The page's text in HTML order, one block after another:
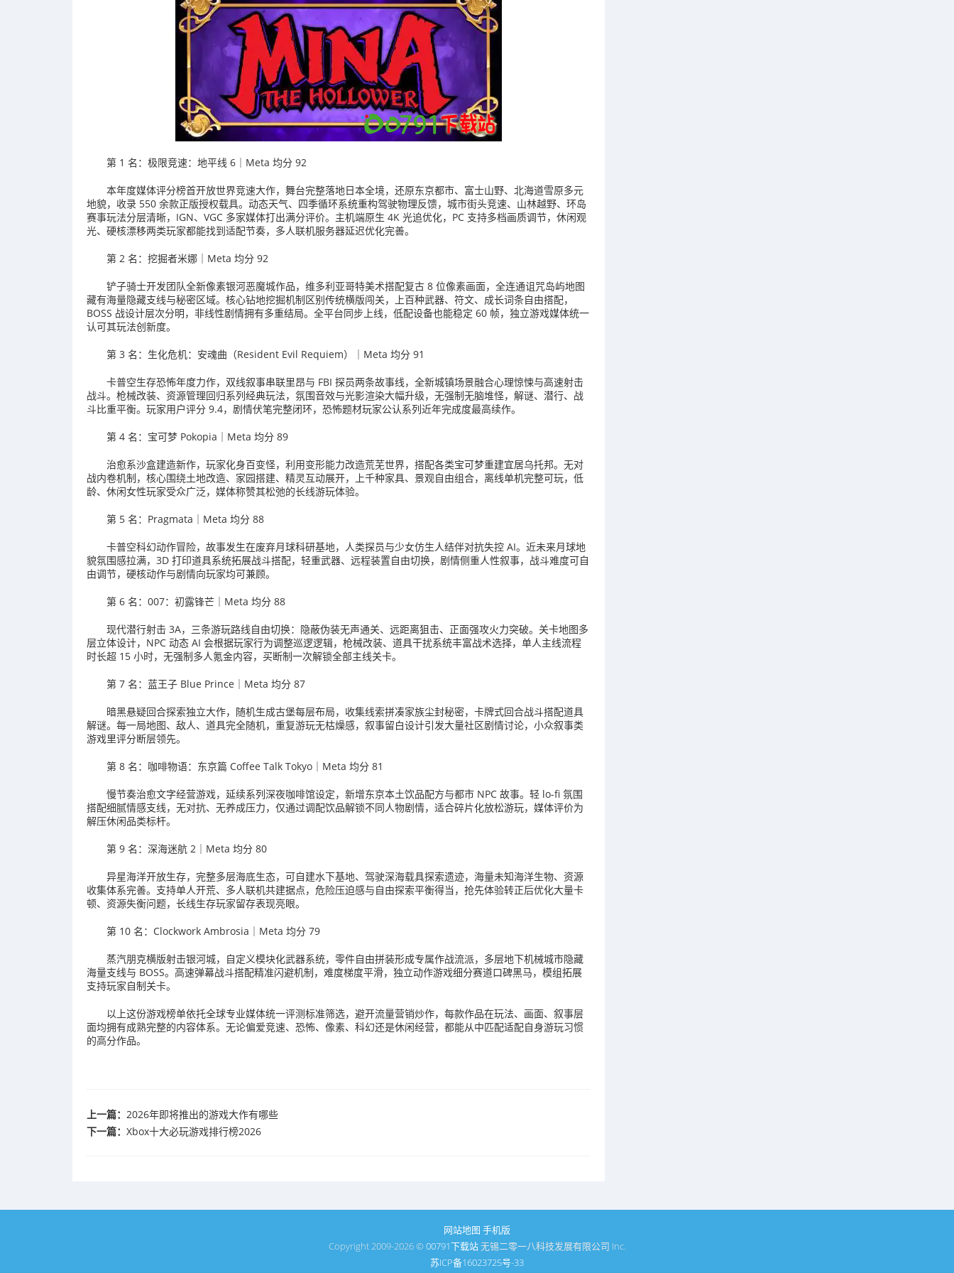
第 1 名：极限竞速：地平线 6｜Meta 均分 92
本年度媒体评分榜首开放世界竞速大作，舞台完整落地日本全境，还原东京都市、富士山野、北海道雪原多元
地貌，收录 550 余款正版授权载具。动态天气、四季循环系统重构驾驶物理反馈，城市街头竞速、山林越野、环岛
赛事玩法分层清晰，IGN、VGC 多家媒体打出满分评价。主机端原生 4K 光追优化，PC 支持多档画质调节，休闲观
光、硬核漂移两类玩家都能找到适配节奏，多人联机服务器延迟优化完善。
第 2 名：挖掘者米娜｜Meta 均分 92
铲子骑士开发团队全新像素银河恶魔城作品，维多利亚哥特美术搭配复古 8 位像素画面，全连通诅咒岛屿地图
藏有海量隐藏支线与秘密区域。核心钻地挖掘机制区别传统横版闯关，上百种武器、符文、成长词条自由搭配，
BOSS 战设计层次分明，非线性剧情拥有多重结局。全平台同步上线，低配设备也能稳定 60 帧，独立游戏媒体统一
认可其玩法创新度。
第 3 名：生化危机：安魂曲（Resident Evil Requiem）｜Meta 均分 91
卡普空生存恐怖年度力作，双线叙事串联里昂与 FBI 探员两条故事线，全新城镇场景融合心理惊悚与高速射击
战斗。枪械改装、资源管理回归系列经典玩法，氛围音效与光影渲染大幅升级，无强制无脑堆怪，解谜、潜行、战
斗比重平衡。玩家用户评分 9.4，剧情伏笔完整闭环，恐怖题材玩家公认系列近年完成度最高续作。
第 4 名：宝可梦 Pokopia｜Meta 均分 89
治愈系沙盒建造新作，玩家化身百变怪，利用变形能力改造荒芜世界，搭配各类宝可梦重建宜居乌托邦。无对
战内卷机制，核心围绕土地改造、家园搭建、精灵互动展开，上千种家具、景观自由组合，离线单机完整可玩，低
龄、休闲女性玩家受众广泛，媒体称赞其松弛的长线游玩体验。
第 5 名：Pragmata｜Meta 均分 88
卡普空科幻动作冒险，故事发生在废弃月球科研基地，人类探员与少女仿生人结伴对抗失控 AI。近未来月球地
貌氛围感拉满，3D 打印道具系统拓展战斗搭配，轻重武器、远程装置自由切换，剧情侧重人性叙事，战斗难度可自
由调节，硬核动作与剧情向玩家均可兼顾。
第 6 名：007：初露锋芒｜Meta 均分 88
现代潜行射击 3A，三条游玩路线自由切换：隐蔽伪装无声通关、远距离狙击、正面强攻火力突破。关卡地图多
层立体设计，NPC 动态 AI 会根据玩家行为调整巡逻逻辑，枪械改装、道具干扰系统丰富战术选择，单人主线流程
时长超 15 小时，无强制多人氪金内容，买断制一次解锁全部主线关卡。
第 7 名：蓝王子 Blue Prince｜Meta 均分 87
暗黑悬疑回合探索独立大作，随机生成古堡每层布局，收集线索拼凑家族尘封秘密，卡牌式回合战斗搭配道具
解谜。每一局地图、敌人、道具完全随机，重复游玩无枯燥感，叙事留白设计引发大量社区剧情讨论，小众叙事类
游戏里评分断层领先。
第 8 名：咖啡物语：东京篇 Coffee Talk Tokyo｜Meta 均分 81
慢节奏治愈文字经营游戏，延续系列深夜咖啡馆设定，新增东京本土饮品配方与都市 NPC 故事。轻 lo-fi 氛围
搭配细腻情感支线，无对抗、无养成压力，仅通过调配饮品解锁不同人物剧情，适合碎片化放松游玩，媒体评价为
解压休闲品类标杆。
第 9 名：深海迷航 2｜Meta 均分 80
异星海洋开放生存，完整多层海底生态，可自建水下基地、驾驶深海载具探索遗迹，海量未知海洋生物、资源
收集体系完善。支持单人开荒、多人联机共建据点，危险压迫感与自由探索平衡得当，抢先体验转正后优化大量卡
顿、资源失衡问题，长线生存玩家留存表现亮眼。
第 10 名：Clockwork Ambrosia｜Meta 均分 79
蒸汽朋克横版射击银河城，自定义模块化武器系统，零件自由拼装形成专属作战流派，多层地下机械城市隐藏
海量支线与 BOSS。高速弹幕战斗搭配精准闪避机制，难度梯度平滑，独立动作游戏细分赛道口碑黑马，模组拓展
支持玩家自制关卡。
以上这份游戏榜单依托全球专业媒体统一评测标准筛选，避开流量营销炒作，每款作品在玩法、画面、叙事层
面均拥有成熟完整的内容体系。无论偏爱竞速、恐怖、像素、科幻还是休闲经营，都能从中匹配适配自身游玩习惯
的高分作品。
上一篇： 2026年即将推出的游戏大作有哪些
下一篇： Xbox十大必玩游戏排行榜2026
网站地图 手机版
Copyright 2009-2026 ©00791下载站无锡二零一八科技发展有限公司 Inc.
苏ICP备16023725号-33